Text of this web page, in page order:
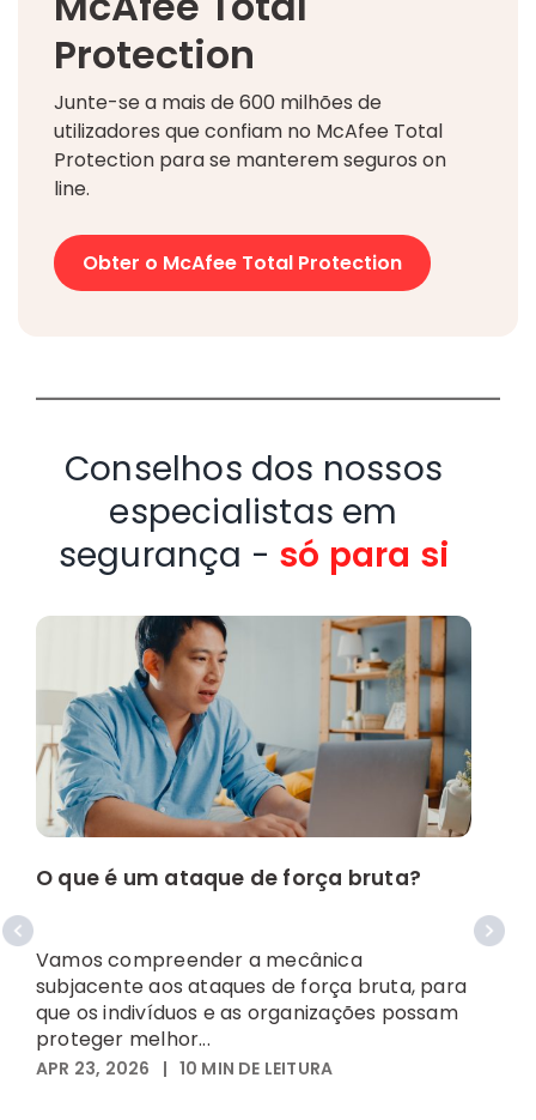
Protection
Junte-se a mais de 600 milhões de
utilizadores que confiam no McAfee Total
Protection para se manterem seguros on​​
line.
Obter o McAfee Total Protection
Conselhos dos nossos
especialistas em
segurança - só para si
O que é um ataque de força bruta?
Vamos compreender a mecânica
subjacente aos ataques de força bruta, para
que os indivíduos e as organizações possam
proteger melhor...
APR 23, 2026 | 10 MIN DE LEITURA